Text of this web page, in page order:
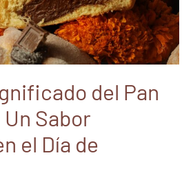
del Pan
Sabor
el Día de